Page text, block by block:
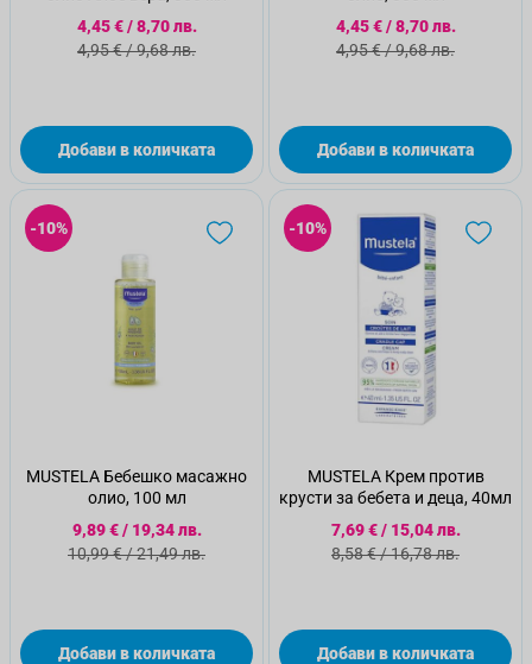
Специална цена
4,45 €/8,70 лв.
Стандартна цена
4,95 €/9,68 лв.
Добави в количката
Специална цена
4,45 €/8,70 лв.
Стандартна цена
4,95 €/9,68 лв.
Добави в количката
-10%
MUSTELA Бебешко масажно
олио, 100 мл
Специална цена
9,89 €/ 19,34 лв.
Стандартна цена
10,99 €/21,49 лв.
Добави в количката
-10%
MUSTELA Крем против
крусти за бебета и деца, 40мл
Специална цена
7,69 €/ 15,04 лв.
Стандартна цена
8,58 €/16,78 лв.
Добави в количката